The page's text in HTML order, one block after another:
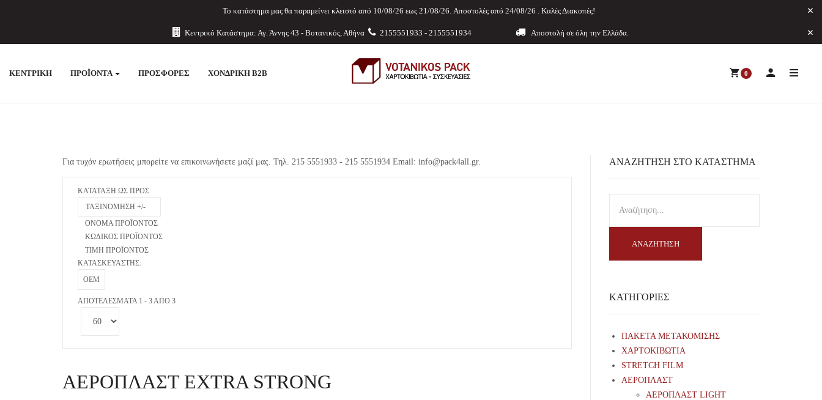
Το κατάστημα μας θα παραμείνει κλειστό από 10/08/26 εως 21/08/26. Aποστολές από 24/08/26 . Καλές Διακοπές!
Κεντρικό Κατάστημα: Αγ. Άννης 43 - Βοτανικός, Αθήνα 2155551933 - 2155551934 Αποστολή σε όλη την Ελλάδα.
ΚΕΝΤΡΙΚΉ ΠΡΟΪΌΝΤΑ ΠΡΟΣΦΟΡΈΣ ΧΟΝΔΡΙΚΉ B2B 0
Για τυχόν ερωτήσεις μπορείτε να επικοινωνήσετε μαζί μας. Τηλ. 215 5551933 - 215 5551934 Email: info@pack4all.gr.
ΚΑΤΆΤΑΞΗ ΩΣ ΠΡΟΣ
ΤΑΞΙΝΌΜΗΣΗ +/-
ΌΝΟΜΑ ΠΡΟΪΌΝΤΟΣ
ΚΩΔΙΚΌΣ ΠΡΟΪΌΝΤΟΣ
ΤΙΜΉ ΠΡΟΪΌΝΤΟΣ
ΚΑΤΑΣΚΕΥΑΣΤΉΣ:
OEM
ΑΠΟΤΕΛΈΣΜΑΤΑ 1 - 3 ΑΠΌ 3
ΑΕΡΟΠΛΑΣΤ EXTRA STRONG
ΑΝΑΖΉΤΗΣΗ ΣΤΟ ΚΑΤΆΣΤΗΜΑ
ΑΝΑΖΉΤΗΣΗ
ΚΑΤΗΓΟΡΊΕΣ
ΠΑΚΕΤΑ ΜΕΤΑΚΟΜΙΣΗΣ
ΧΑΡΤΟΚΙΒΩΤΙΑ
STRETCH FILM
ΑΕΡΟΠΛΑΣΤ
ΑΕΡΟΠΛΑΣΤ LIGHT